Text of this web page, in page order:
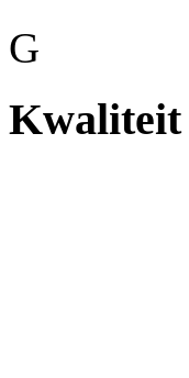
G
Kwaliteit